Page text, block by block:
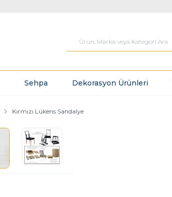
Sehpa Dekorasyon Ürünleri
Kırmızı Lükens Sandalye